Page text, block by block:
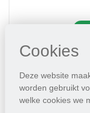
Cookies
Deze website
worden gebruikt
welke cookies we